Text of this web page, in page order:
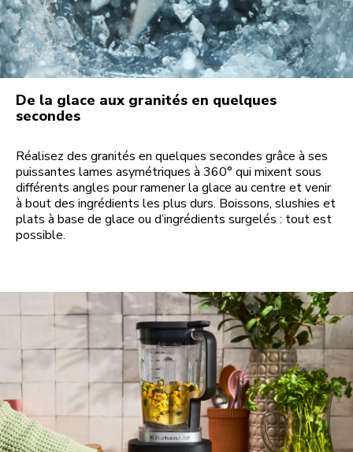
De la glace aux granités en quelques
secondes
Réalisez des granités en quelques secondes grâce à ses
puissantes lames asymétriques à 360° qui mixent sous
différents angles pour ramener la glace au centre et venir
à bout des ingrédients les plus durs. Boissons, slushies et
plats à base de glace ou d’ingrédients surgelés : tout est
possible.